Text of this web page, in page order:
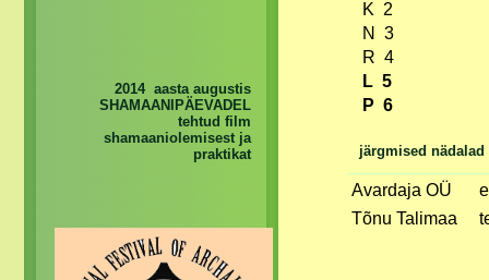
K 2
N 3
R 4
L 5
P 6
järgmised nädalad
Avardaja OÜ
Tõnu Talimaa
2014 aasta augustis
SHAMAANIPÄEVADEL
tehtud film
shamaaniolemisest ja
praktikat